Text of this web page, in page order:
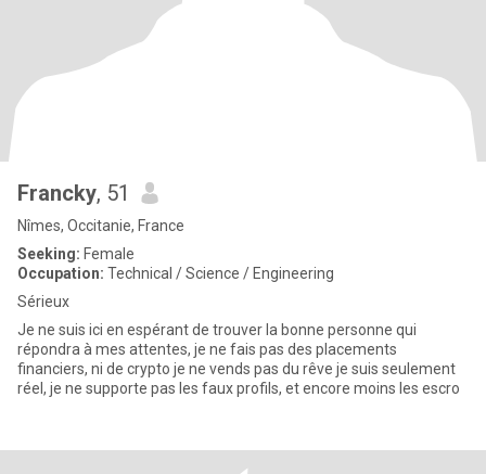
Francky, 51
Nîmes, Occitanie, France
Seeking: Female
Occupation: Technical / Science / Engineering
Sérieux
Je ne suis ici en espérant de trouver la bonne personne qui
répondra à mes attentes, je ne fais pas des placements
financiers, ni de crypto je ne vends pas du rêve je suis seulement
réel, je ne supporte pas les faux profils, et encore moins les escro